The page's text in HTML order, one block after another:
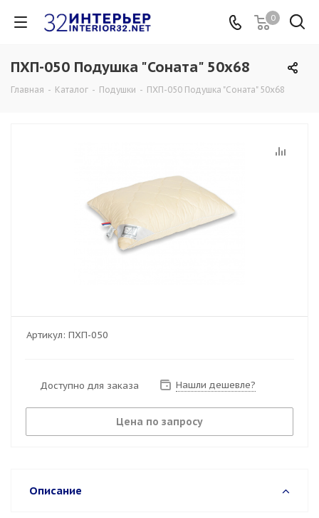
0
ПХП-050 Подушка "Соната" 50х68
Главная - Каталог - Подушки - ПХП-050 Подушка "Соната" 50х68
Артикул: ПХП-050
Доступно для заказа Нашли дешевле?
Цена по запросу
Описание